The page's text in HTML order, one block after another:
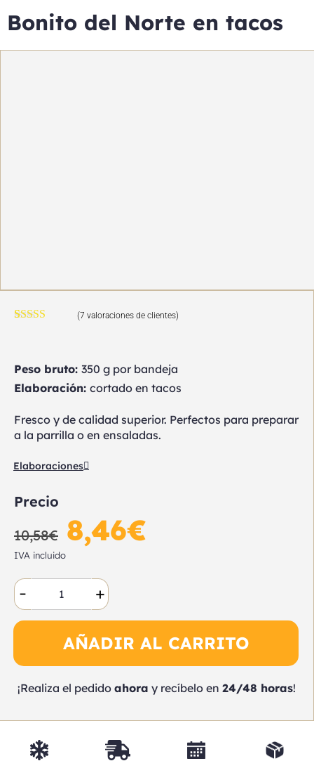
Bonito del Norte en tacos
valoraciones
de clientes
(7 valoraciones de clientes)
Peso bruto: 350 g por bandeja
Elaboración: cortado en tacos
Fresco y de calidad superior. Perfectos para preparar
a la parrilla o en ensaladas.
Elaboraciones
Precio
10,58€ 8,46€
IVA incluido
- +
AÑADIR AL CARRITO
¡Realiza el pedido ahora y recíbelo en 24/48 horas!